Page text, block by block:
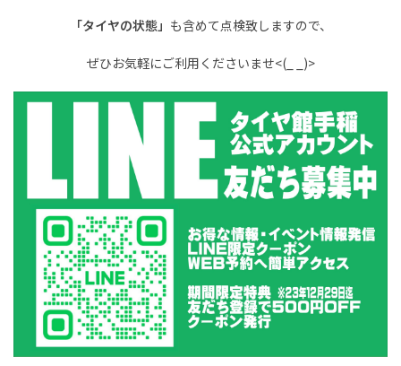
「タイヤの状態」 も含めて点検致しますので、
ぜひお気軽にご利用くださいませ<(_ _)>